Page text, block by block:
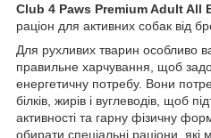
Club 4 Paws Premium Adult All
раціон для активних собак від
Для рухливих тварин особливо
правильне харчування, щоб
енергетичну потребу. Вони
білків, жирів і вуглеводів, щоб
активності та гарну фізичну
обирати спеціальні раціони, які